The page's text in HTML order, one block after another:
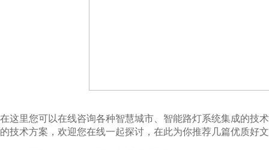
在这里您可以在线咨询各种智慧城市、智能路灯系统集成的技
的技术方案，欢迎您在线一起探讨，在此为你推荐几篇优质好